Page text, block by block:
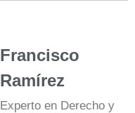
Francisco
Ramírez
Experto en Derecho y